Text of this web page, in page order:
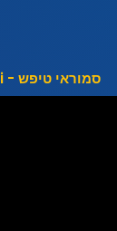
סמוראי טיפש - Foolish Samurai